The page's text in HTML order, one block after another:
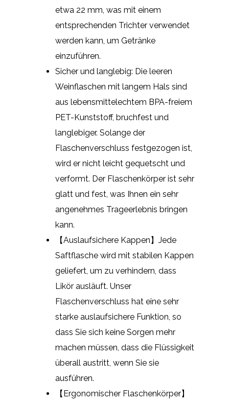
etwa 22 mm, was mit einem
entsprechenden Trichter verwendet
werden kann, um Getränke
einzuführen.
Sicher und langlebig: Die leeren
Weinflaschen mit langem Hals sind
aus lebensmittelechtem BPA-freiem
PET-Kunststoff, bruchfest und
langlebiger. Solange der
Flaschenverschluss festgezogen ist,
wird er nicht leicht gequetscht und
verformt. Der Flaschenkörper ist sehr
glatt und fest, was Ihnen ein sehr
angenehmes Trageerlebnis bringen
kann.
【Auslaufsichere Kappen】Jede
Saftflasche wird mit stabilen Kappen
geliefert, um zu verhindern, dass
Likör ausläuft. Unser
Flaschenverschluss hat eine sehr
starke auslaufsichere Funktion, so
dass Sie sich keine Sorgen mehr
machen müssen, dass die Flüssigkeit
überall austritt, wenn Sie sie
ausführen.
【Ergonomischer Flaschenkörper】